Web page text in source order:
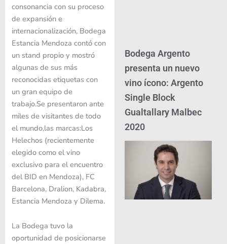
consonancia con su proceso
de expansión e
internacionalización, Bodega
Estancia Mendoza contó con
un stand propio y mostró
algunas de sus más
reconocidas etiquetas con
un gran equipo de
trabajo.Se presentaron ante
miles de visitantes de todo
el mundo,las marcas:Los
Helechos (recientemente
elegido como el vino
exclusivo para el encuentro
del BID en Mendoza), FC
Barcelona, Dralion, Kadabra,
Estancia Mendoza y Dilema.
La Bodega tuvo la
oportunidad de posicionarse
Bodega Argento
presenta un nuevo
vino ícono: Argento
Single Block
Gualtallary Malbec
2020